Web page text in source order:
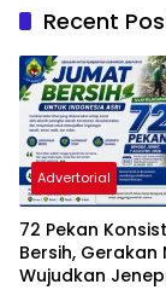
Recent
Advertorial
72 Pekan
Bersih, Gerakan
Wujudkan